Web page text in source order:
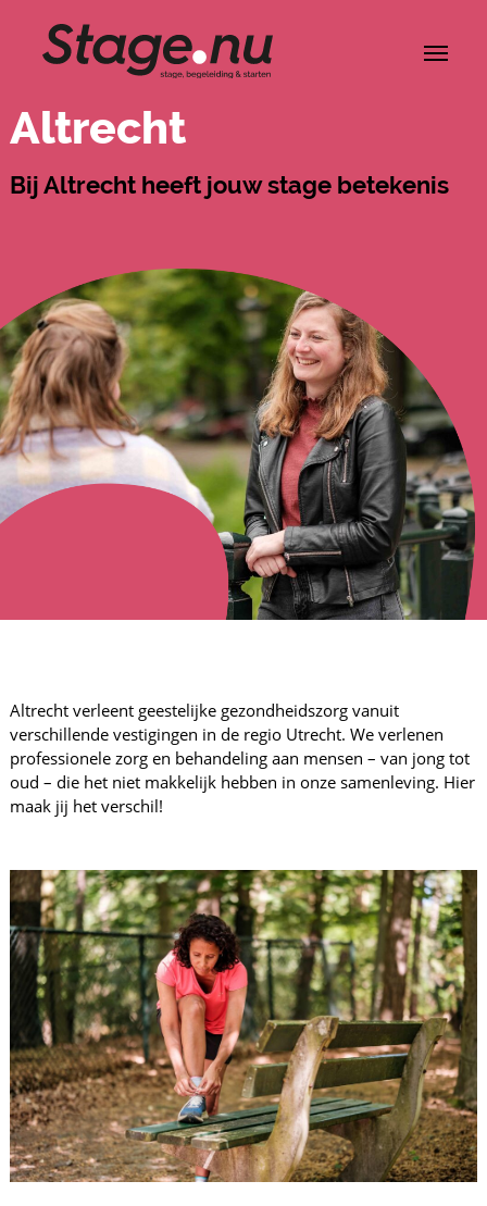
Altrecht
Bij Altrecht heeft jouw stage betekenis
Altrecht verleent geestelijke gezondheidszorg vanuit
verschillende vestigingen in de regio Utrecht. We verlenen
professionele zorg en behandeling aan mensen – van jong tot
oud – die het niet makkelijk hebben in onze samenleving. Hier
maak jij het verschil!